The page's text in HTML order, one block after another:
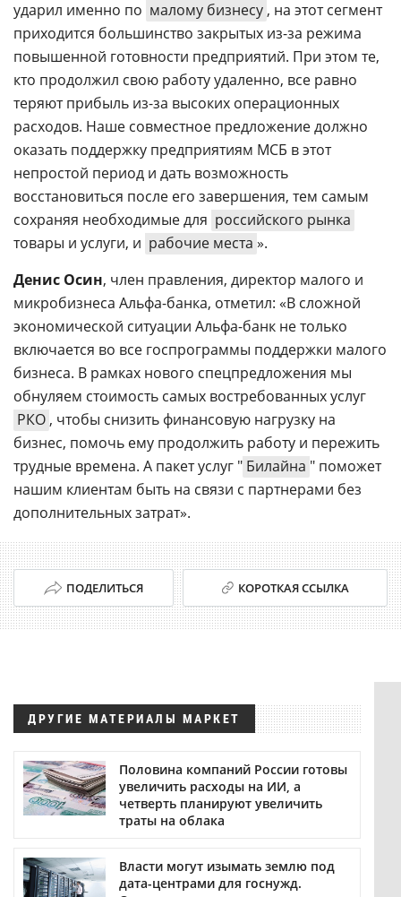
ударил именно по малому бизнесу , на этот сегмент
приходится большинство закрытых из-за режима
повышенной готовности предприятий. При этом те,
кто продолжил свою работу удаленно, все равно
теряют прибыль из-за высоких операционных
расходов. Наше совместное предложение должно
оказать поддержку предприятиям МСБ в этот
непростой период и дать возможность
восстановиться после его завершения, тем самым
сохраняя необходимые для российского рынка
товары и услуги, и рабочие места ».
Денис Осин, член правления, директор малого и
микробизнеса Альфа-банка, отметил: «В сложной
экономической ситуации Альфа-банк не только
включается во все госпрограммы поддержки малого
бизнеса. В рамках нового спецпредложения мы
обнуляем стоимость самых востребованных услуг
РКО , чтобы снизить финансовую нагрузку на
бизнес, помочь ему продолжить работу и пережить
трудные времена. А пакет услуг " Билайна " поможет
нашим клиентам быть на связи с партнерами без
дополнительных затрат».
ПОДЕЛИТЬСЯ КОРОТКАЯ ССЫЛКА
ДРУГИЕ МАТЕРИАЛЫ МАРКЕТ
Половина компаний России готовы
увеличить расходы на ИИ, а
четверть планируют увеличить
траты на облака
Власти могут изымать землю под
дата-центрами для госнужд.